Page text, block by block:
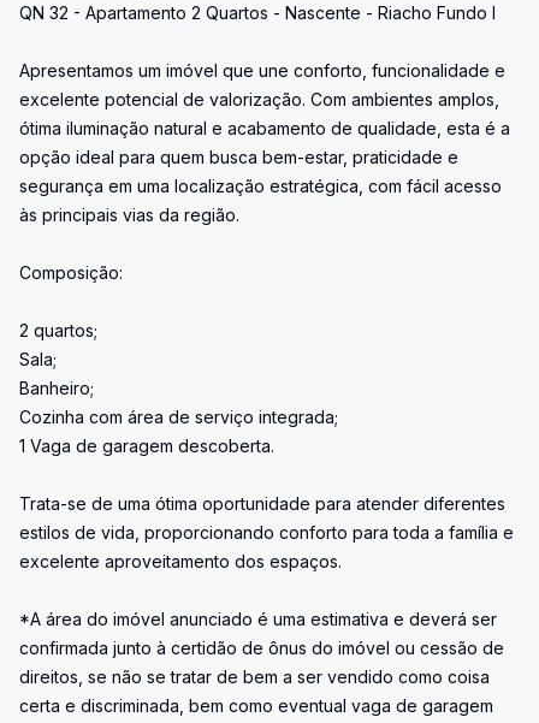
QN 32 - Apartamento 2 Quartos - Nascente - Riacho Fundo I
Apresentamos um imóvel que une conforto, funcionalidade e
excelente potencial de valorização. Com ambientes amplos,
ótima iluminação natural e acabamento de qualidade, esta é a
opção ideal para quem busca bem-estar, praticidade e
segurança em uma localização estratégica, com fácil acesso
às principais vias da região.
Composição:
2 quartos;
Sala;
Banheiro;
Cozinha com área de serviço integrada;
1 Vaga de garagem descoberta.
Trata-se de uma ótima oportunidade para atender diferentes
estilos de vida, proporcionando conforto para toda a família e
excelente aproveitamento dos espaços.
*A área do imóvel anunciado é uma estimativa e deverá ser
confirmada junto à certidão de ônus do imóvel ou cessão de
direitos, se não se tratar de bem a ser vendido como coisa
certa e discriminada, bem como eventual vaga de garagem